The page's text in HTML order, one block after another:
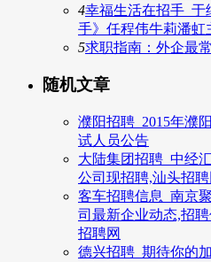
4幸福生活在招手_于
手》任程伟牛莉潘虹
5求职指南：外企最
随机文章
濮阳招聘_2015年濮
试人员公告
大陆集团招聘_中经
公司现招聘,汕头招聘
客车招聘信息_南京
司最新企业动态,招
招聘网
德兴招聘_期待你的